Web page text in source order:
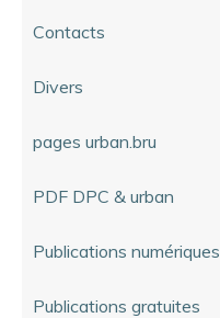
Contacts
Divers
pages urban.bru
PDF DPC & urban
Publications numériques
Publications gratuites